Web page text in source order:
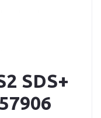
SDS+